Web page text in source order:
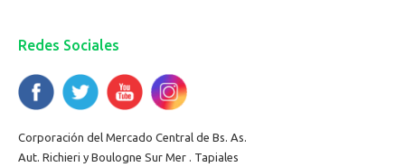
Redes Sociales
Corporación del Mercado Central de Bs. As.
Aut. Richieri y Boulogne Sur Mer . Tapiales